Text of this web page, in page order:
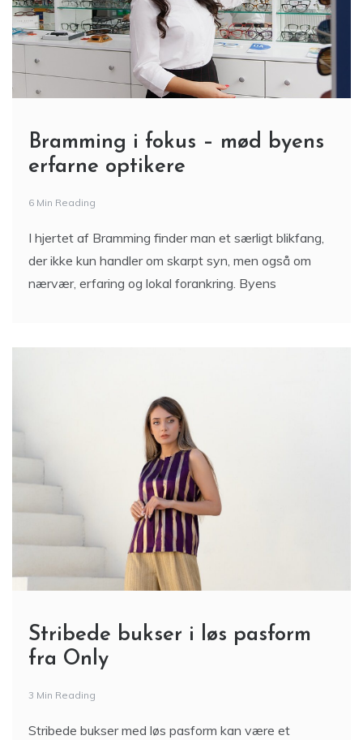
Bramming i fokus – mød byens
erfarne optikere
6 Min Reading
I hjertet af Bramming finder man et særligt blikfang,
der ikke kun handler om skarpt syn, men også om
nærvær, erfaring og lokal forankring. Byens
Stribede bukser i løs pasform
fra Only
3 Min Reading
Stribede bukser med løs pasform kan være et